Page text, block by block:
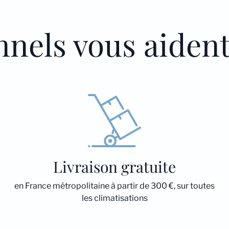
vous
Livraison gratuite
en France métropolitaine à partir de 300 €, sur toutes
les climatisations